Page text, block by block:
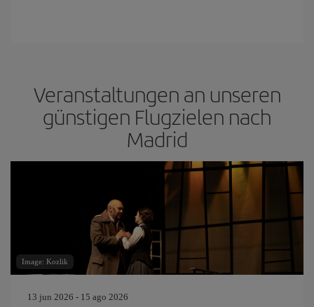
Veranstaltungen an unseren
günstigen Flugzielen nach
Madrid
Image: Kozlik
13 jun 2026 - 15 ago 2026